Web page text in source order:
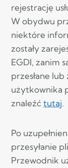
rejestrację
W obydwu
niektóre
zostały
EGDI, zanim
przesłane
użytkownika
znaleźćtutaj.
Po
przesyłanie
Przewodnik